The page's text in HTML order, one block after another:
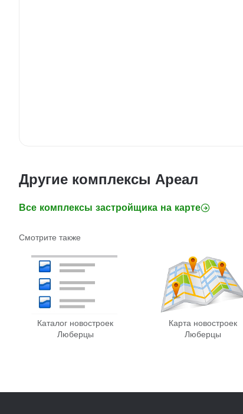
Другие комплексы Ареал
Все комплексы застройщика на карте
Смотрите также
Каталог новостроек
Люберцы
Карта новостроек
Люберцы